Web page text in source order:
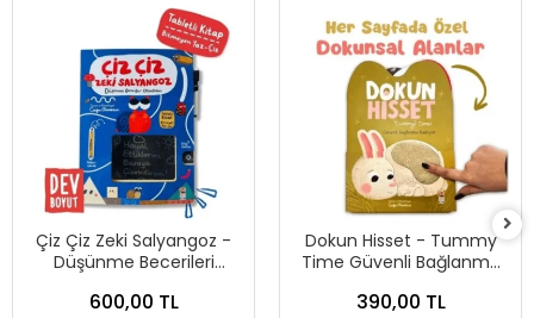
Çiz Çiz Zeki Salyangoz -
Düşünme Becerileri
Kitap
600,00 TL
Dokun Hisset - Tummy
Time Güvenli Bağlanma
Kitap
390,00 TL